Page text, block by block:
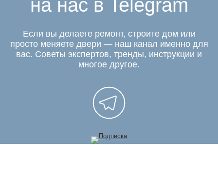
на нас в Telegram
Если вы делаете ремонт, строите дом или
просто меняете двери — наш канал именно для
вас. Советы экспертов, тренды, инструкции и
многое другое.